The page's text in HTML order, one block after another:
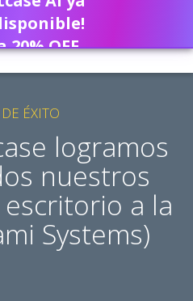
ÉXITO
logramos
nuestros
a la
Systems)
20% OFF